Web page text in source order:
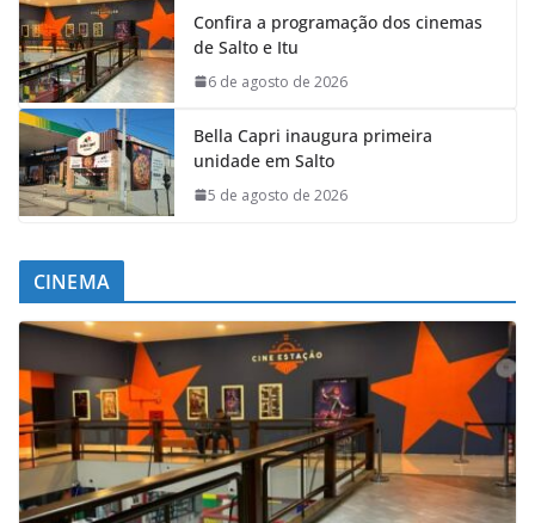
Confira a programação dos cinemas
de Salto e Itu
6 de agosto de 2026
Bella Capri inaugura primeira
unidade em Salto
5 de agosto de 2026
CINEMA